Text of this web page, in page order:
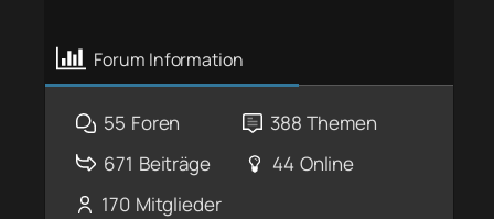
Forum Information
55 Foren 388 Themen
671 Beiträge 44 Online
170 Mitglieder